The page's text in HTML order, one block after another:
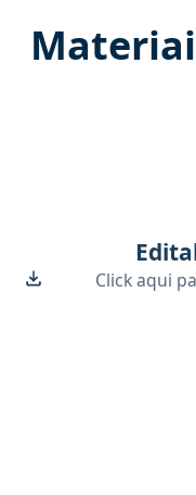
Click aqui